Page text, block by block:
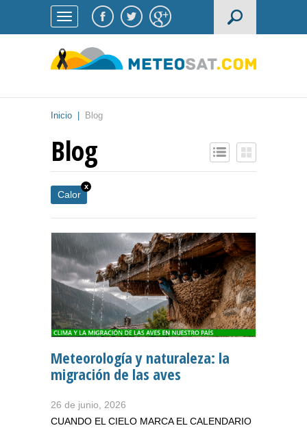
Inicio Blog
Blog
Calor
x
Meteorología y naturaleza: la
migración de las aves
26 de junio, 2026
CUANDO EL CIELO MARCA EL CALENDARIO